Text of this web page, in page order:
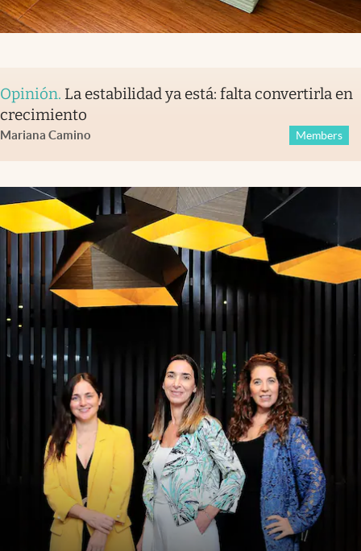
Opinión. La estabilidad ya está: falta convertirla en
crecimiento
Mariana Camino Members